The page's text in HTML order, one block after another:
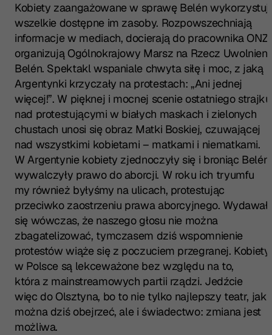
Kobiety zaangażowane w sprawę Belén
wszelkie dostępne im zasoby. Rozpowszechniają
informacje w mediach, docierają do pracownika ONZ,
organizują Ogólnokrajowy Marsz na Rzecz
Belén. Spektakl wspaniale chwyta siłę i moc, z jaką
Argentynki krzyczały na protestach: „Ani jednej
więcej!”. W pięknej i mocnej scenie ostatniego strajku
nad protestującymi w białych maskach i zielonych
chustach unosi się obraz Matki Boskiej, czuwającej
nad wszystkimi kobietami – matkami i niematkami.
W Argentynie kobiety zjednoczyły się i broniąc Belén,
wywalczyły prawo do aborcji. W roku ich tryumfu
my również byłyśmy na ulicach, protestując
przeciwko zaostrzeniu prawa aborcyjnego.
się wówczas, że naszego głosu nie można
zbagatelizować, tymczasem dziś wspomnienie
protestów wiąże się z poczuciem przegranej. Kobiety
w Polsce są lekceważone bez względu na to,
która z mainstreamowych partii rządzi. Jedźcie
więc do Olsztyna, bo to nie tylko najlepszy teatr, jaki
można dziś obejrzeć, ale i świadectwo: zmiana jest
możliwa.